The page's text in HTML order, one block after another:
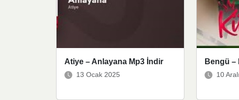
Atiye – Anlayana Mp3 İndir
13 Ocak 2025
Bengü –
10